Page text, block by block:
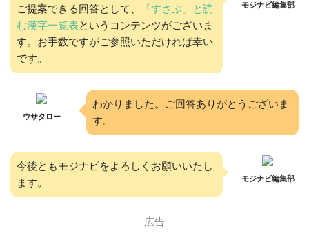
ご提案できる回答として、
「すさぶ」と読
む漢字一覧表というコンテンツがございま
す。お手数ですがご参照いただければ幸い
です。
モジナビ編集部
ウサタロー
わかりました。ご回答ありがとうございま
す。
今後ともモジナビをよろしくお願いいたし
ます。
モジナビ編集部
広告